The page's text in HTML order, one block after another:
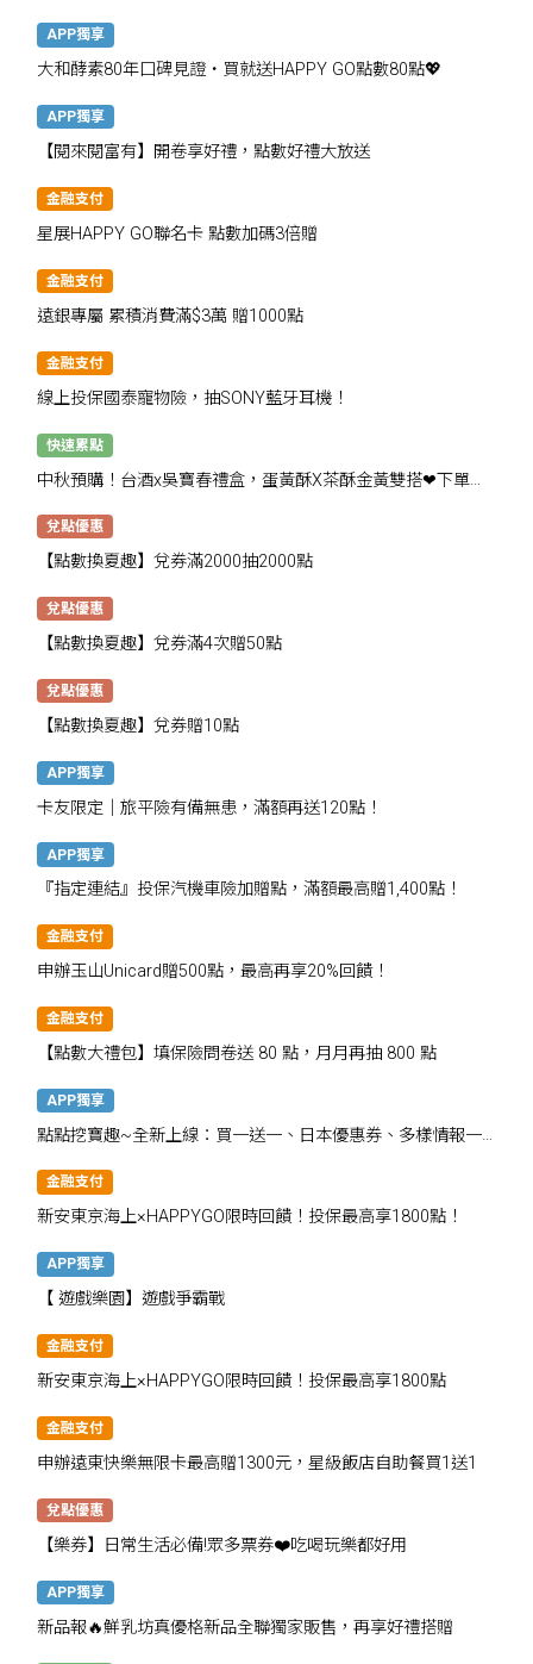
APP獨享
大和酵素80年口碑見證・買就送HAPPY GO點數80點💖
APP獨享
【閱來閱富有】開卷享好禮，點數好禮大放送
金融支付
星展HAPPY GO聯名卡 點數加碼3倍贈
金融支付
遠銀專屬 累積消費滿$3萬 贈1000點
金融支付
線上投保國泰寵物險，抽SONY藍牙耳機！
快速累點
中秋預購！台酒x吳寶春禮盒，蛋黃酥X茶酥金黃雙搭❤下單抽
兌點優惠
【點數換夏趣】兌券滿2000抽2000點
兌點優惠
【點數換夏趣】兌券滿4次贈50點
兌點優惠
【點數換夏趣】兌券贈10點
APP獨享
卡友限定│旅平險有備無患，滿額再送120點！
APP獨享
『指定連結』投保汽機車險加贈點，滿額最高贈1,400點！
金融支付
申辦玉山Unicard贈500點，最高再享20%回饋！
金融支付
【點數大禮包】填保險問卷送 80 點，月月再抽 800 點
APP獨享
點點挖寶趣~全新上線：買一送一、日本優惠券、多樣情報一
金融支付
新安東京海上×HAPPYGO限時回饋！投保最高享1800點！
APP獨享
【 遊戲樂園】遊戲爭霸戰
金融支付
新安東京海上×HAPPYGO限時回饋！投保最高享1800點
金融支付
申辦遠東快樂無限卡最高贈1300元，星級飯店自助餐買1送1
兌點優惠
【樂券】日常生活必備!眾多票券❤️吃喝玩樂都好用
APP獨享
新品報🔥鮮乳坊真優格新品全聯獨家販售，再享好禮搭贈